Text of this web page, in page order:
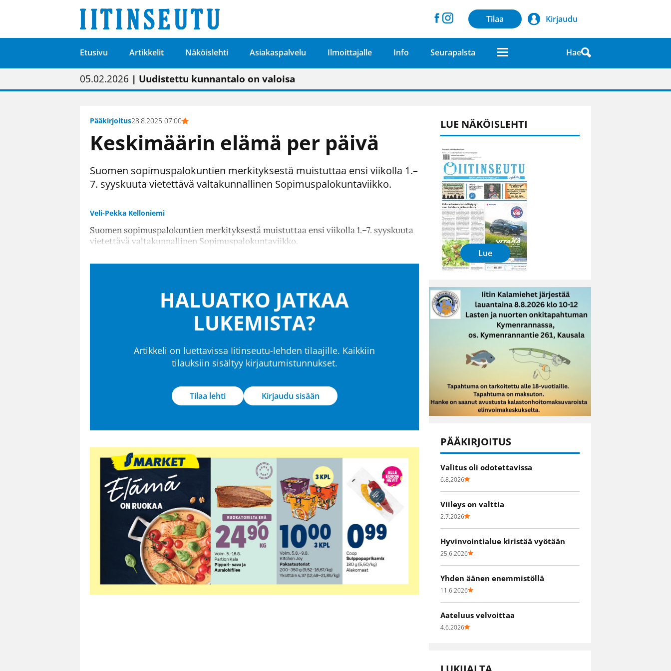
Tilaa Kirjaudu
Etusivu Artikkelit Näköislehti Asiakaspalvelu Ilmoittajalle Info Seurapalsta Hae
01.02.2026 | Painon vaihtumisen pitäisi näkyä hieman parempana painojäljen laatuna lehdessä
05.02.2026 | Uudistettu kunnantalo on valoisa
23.04.2026 | “Olemme käynnistämässä uudelleen keskustavisiotyön”
09.05.2026| "Maalla on totuttu elämään omavaraisemmin kuin kaupungissa"
Pääkirjoitus28.8.2025 07:00
Keskimäärin elämä per päivä
Suomen sopimuspalokuntien merkityksestä muistuttaa ensi viikolla 1.–
7. syyskuuta vietettävä valtakunnallinen Sopimuspalokuntaviikko.
Veli-Pekka Kelloniemi
Suomen sopimuspalokuntien merkityksestä muistuttaa ensi viikolla 1.–7. syyskuuta
vietettävä valtakunnallinen Sopimuspalokuntaviikko.
HALUATKO JATKAA
LUKEMISTA?
Artikkeli on luettavissa Iitinseutu-lehden tilaajille. Kaikkiin
tilauksiin sisältyy kirjautumistunnukset.
Tilaa lehti Kirjaudu sisään
LUE NÄKÖISLEHTI
Lue
PÄÄKIRJOITUS
Valitus oli odotettavissa
6.8.2026
Viileys on valttia
2.7.2026
Hyvinvointialue kiristää vyötään
25.6.2026
Yhden äänen enemmistöllä
11.6.2026
Aateluus velvoittaa
4.6.2026